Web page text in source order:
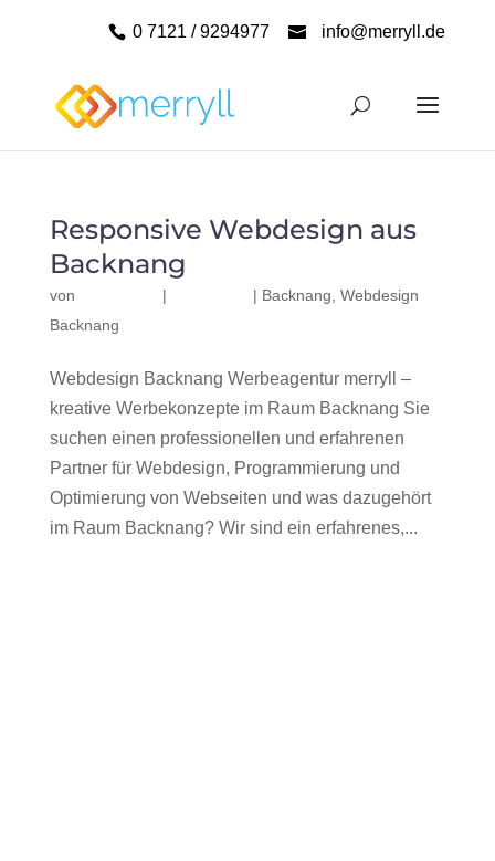
0 7121 / 9294977 info@merryll.de
Responsive Webdesign aus
Backnang
von | | Backnang Webdesign
Backnang
Webdesign Backnang Werbeagentur merryll –
kreative Werbekonzepte im Raum Backnang Sie
suchen einen professionellen und erfahrenen
Partner für Webdesign, Programmierung und
Optimierung von Webseiten und was dazugehört
im Raum Backnang? Wir sind ein erfahrenes,...